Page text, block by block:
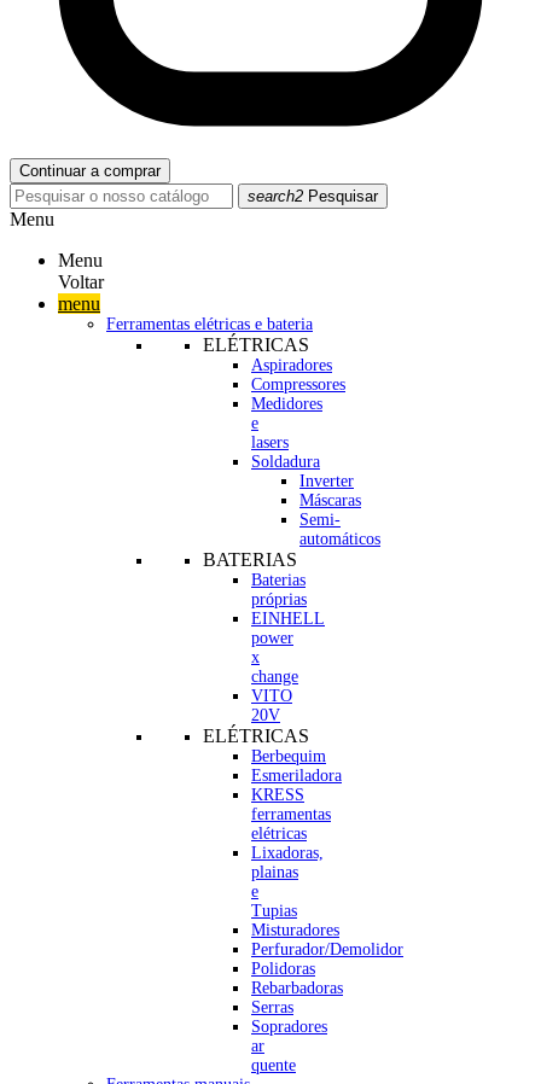
Continuar a comprar
search2 Pesquisar
Menu
Menu
Voltar
menu
Ferramentas elétricas e bateria
ELÉTRICAS
Aspiradores
Compressores
Medidores
e
lasers
Soldadura
Inverter
Máscaras
Semi-
automáticos
BATERIAS
Baterias
próprias
EINHELL
power
x
change
VITO
20V
ELÉTRICAS
Berbequim
Esmeriladora
KRESS
ferramentas
elétricas
Lixadoras,
plainas
e
Tupias
Misturadores
Perfurador/Demolidor
Polidoras
Rebarbadoras
Serras
Sopradores
ar
quente